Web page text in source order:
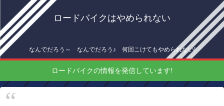
ロードバイクはやめられない
なんでだろう～ なんでだろう♪ 何回こけてもやめられない!
ロードバイクの情報を発信しています!